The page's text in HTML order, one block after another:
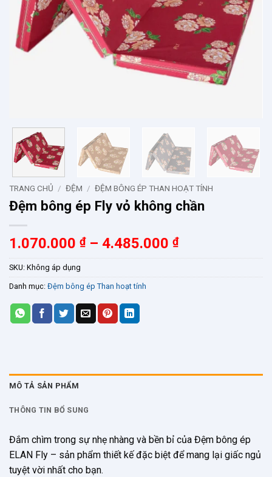
TRANG CHỦ / ĐỆM / ĐỆM BÔNG ÉP THAN HOẠT TÍNH
Đệm bông ép Fly vỏ không chần
1.070.000 ₫ – 4.485.000 ₫Khoảng
giá:
SKU: Không áp dụng
Danh mục: Đệm bông ép Than hoạt tính
MÔ TẢ SẢN PHẨM
THÔNG TIN BỔ SUNG
Đắm chìm trong sự nhẹ nhàng và bền bỉ của Đệm bông ép
ELAN Fly – sản phẩm thiết kế đặc biệt để mang lại giấc ngủ
tuyệt vời nhất cho bạn.